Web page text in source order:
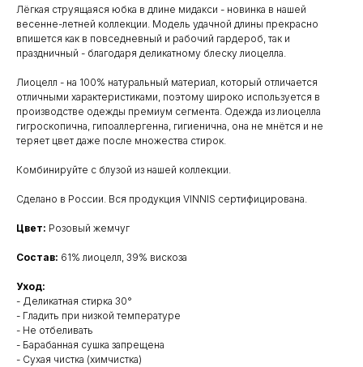
Лёгкая струящаяся юбка в длине мидакси - новинка в нашей
весенне-летней коллекции. Модель удачной длины прекрасно
впишется как в повседневный и рабочий гардероб, так и
праздничный - благодаря деликатному блеску лиоцелла.
Лиоцелл - на 100% натуральный материал, который отличается
отличными характеристиками, поэтому широко используется в
производстве одежды премиум сегмента. Одежда из лиоцелла
гигроскопична, гипоаллергенна, гигиенична, она не мнётся и не
теряет цвет даже после множества стирок.
Комбинируйте с блузой из нашей коллекции.
Сделано в России. Вся продукция VINNIS сертифицирована.
Цвет: Розовый жемчуг
Состав: 61% лиоцелл, 39% вискоза
Уход:
- Деликатная стирка 30°
- Гладить при низкой температуре
- Не отбеливать
- Барабанная сушка запрещена
- Сухая чистка (химчистка)